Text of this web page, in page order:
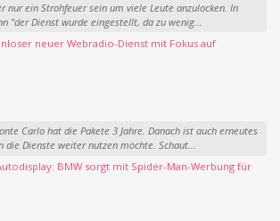
nur ein Strohfeuer sein um viele Leute anzulocken. In
"der Dienst wurde eingestellt, da zu wenig...
neuer Webradio-Dienst mit Fokus auf
Carlo hat die Pakete 3 Jahre. Danach ist auch erneutes
die Dienste weiter nutzen möchte. Schaut...
BMW sorgt mit Spider-Man-Werbung für